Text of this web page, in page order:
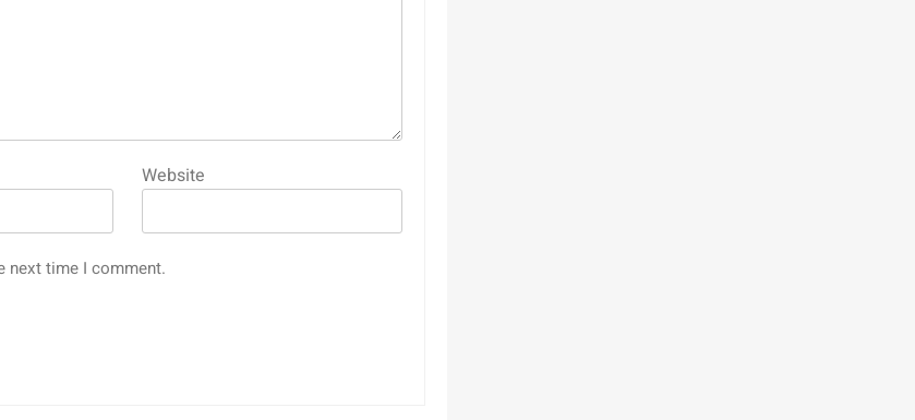
Website
next time I comment.